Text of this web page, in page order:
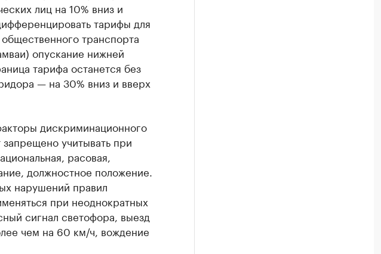
лиц на 10% вниз и
тарифы для
транспорта
опускание нижней
тарифа останется без
— на 30% вниз и вверх
дискриминационного
учитывать при
расовая,
должностное положение.
нарушений правил
при неоднократных
сигнал светофора, выезд
чем на 60 км/ч, вождение